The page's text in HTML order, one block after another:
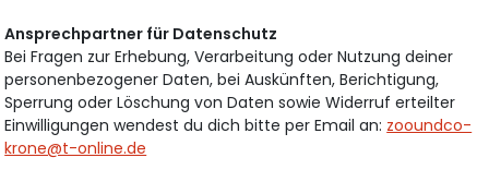
Ansprechpartner für Datenschutz
Bei Fragen zur Erhebung, Verarbeitung oder Nutzung deiner
personenbezogener Daten, bei Auskünften, Berichtigung,
Sperrung oder Löschung von Daten sowie Widerruf erteilter
Einwilligungen wendest du dich bitte per Email an: zooundco-
krone@t-online.de